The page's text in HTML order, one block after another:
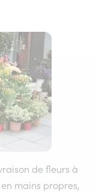
de fleurs à
mains propres,